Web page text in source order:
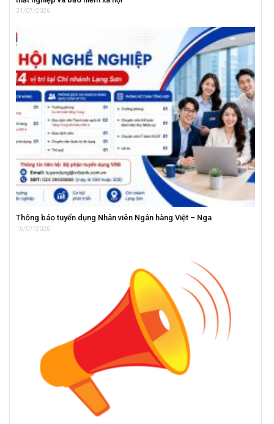
31/07/2026
Thông báo tuyển dụng Nhân viên Ngân hàng Việt – Nga
16/07/2026